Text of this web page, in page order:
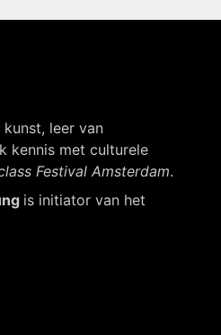
leer van
kennis met culturele
Festival Amsterdam.
is initiator van het